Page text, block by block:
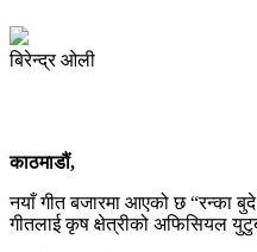
बिरेन्द्र ओली
काठमाडौं,
नयाँ गीत बजारमा आएको छ “रन्का
गीतलाई कृष क्षेत्रीको अफिसियल